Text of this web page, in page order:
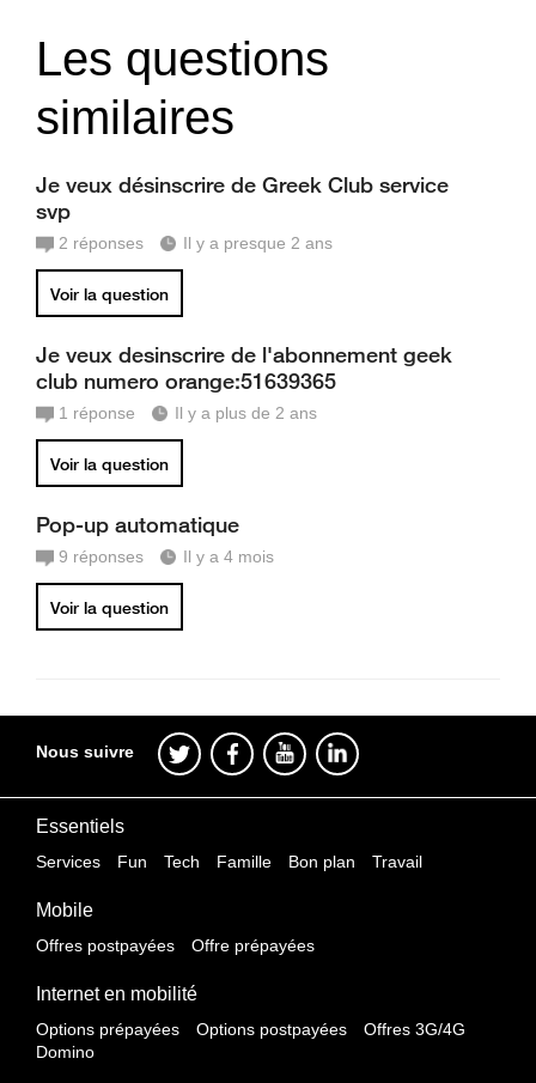
Les questions
similaires
Je veux désinscrire de Greek Club service
svp
2 réponses Il y a presque 2 ans
Voir la question
Je veux desinscrire de l'abonnement geek
club numero orange:51639365
1 réponse Il y a plus de 2 ans
Voir la question
Pop-up automatique
9 réponses Il y a 4 mois
Voir la question
Nous suivre
Essentiels
Services Fun Tech Famille Bon plan Travail
Mobile
Offres postpayées Offre prépayées
Internet en mobilité
Options prépayées Options postpayées
Offres 3G/4G
Domino